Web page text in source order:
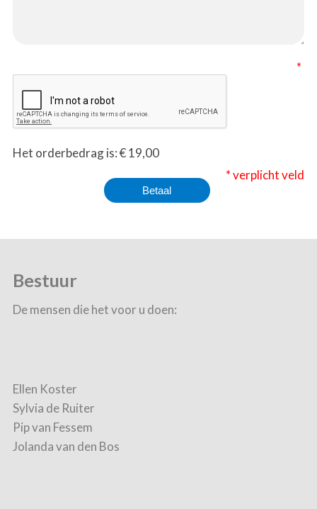
*
Het orderbedrag is:€ 19,00
* verplicht veld
Bestuur
De mensen die het voor u doen:
Ellen Koster
Sylvia de Ruiter
Pip van Fessem
Jolanda van den Bos